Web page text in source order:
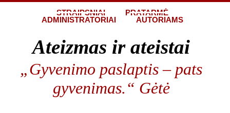
STRAIPSNIAI
PRATARMĖ
ADMINISTRATORIAI
AUTORIAMS
Ateizmas ir ateistai
„Gyvenimo paslaptis – pats
gyvenimas.“ Gėtė